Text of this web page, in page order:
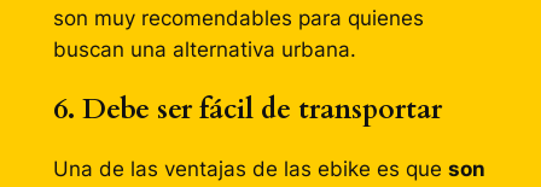
son muy recomendables para quienes
buscan una alternativa urbana.
6. Debe ser fácil de transportar
Una de las ventajas de las ebike es que son